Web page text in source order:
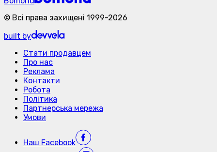
© Всі права захищені 1999-2026
built by
Стати продавцем
Про нас
Реклама
Контакти
Робота
Політика
Партнерська мережа
Умови
Наш Facebook